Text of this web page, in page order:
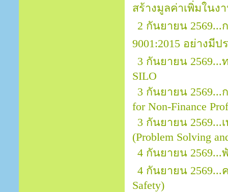
สร้างมูลค่าเพิ่มในง
2 กันยายน 2569...
9001:2015 อย่างมี
3 กันยายน
SILO
3 กันยายน 2569...
for Non-Finance
3 กันยายน
(Problem Solving
4 กันยายน
4 กันยายน 2569...
Safety)